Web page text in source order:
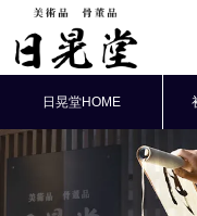
日晃堂HOME